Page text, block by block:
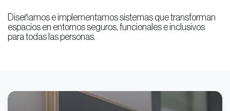
Diseñamos e implementamos sistemas que transforman
espacios en entornos seguros, funcionales e inclusivos
para todas las personas.